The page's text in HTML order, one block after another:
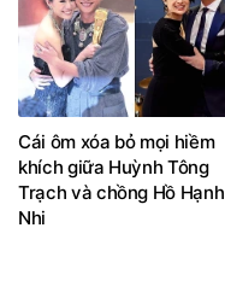
Cái ôm xóa bỏ mọi hiềm
khích giữa Huỳnh Tông
Trạch và chồng Hồ Hạnh
Nhi